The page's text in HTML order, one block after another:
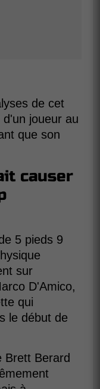
de cet
joueur au
que son
causer
5 pieds 9
sur
D'Amico,
qui
le début de
Brett Berard